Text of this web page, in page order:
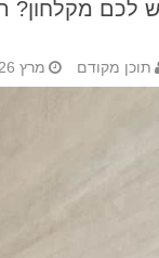
לכם מקלחון?
תוכן מקודם מרץ 26, 2023